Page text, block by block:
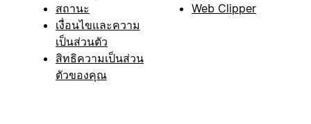
สถานะ
เงื่อนไขและความ
เป็นส่วนตัว
สิทธิความเป็นส่วน
ตัวของคุณ
Web Clipper